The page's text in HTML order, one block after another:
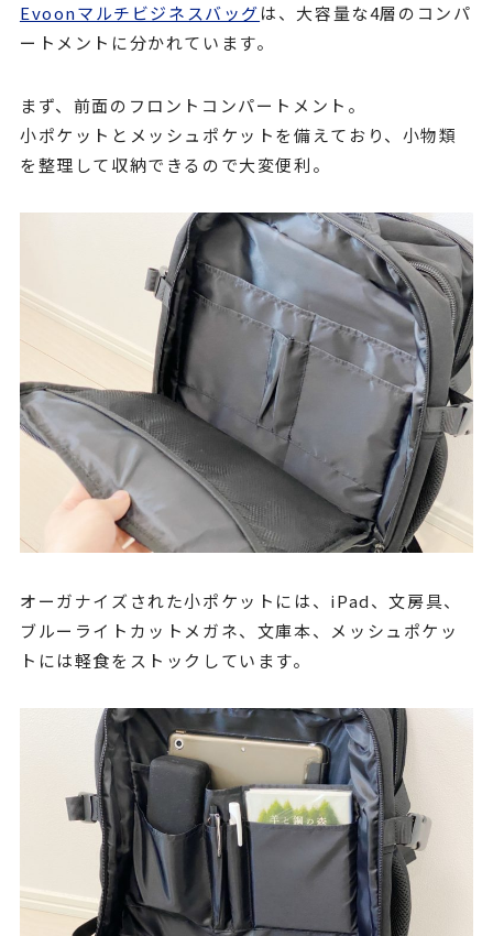
Evoonマルチビジネスバッグは、大容量な4層のコンパ
ートメントに分かれています。
まず、前面のフロントコンパートメント。
小ポケットとメッシュポケットを備えており、小物類
を整理して収納できるので大変便利。
オーガナイズされた小ポケットには、iPad、文房具、
ブルーライトカットメガネ、文庫本、メッシュポケッ
トには軽食をストックしています。